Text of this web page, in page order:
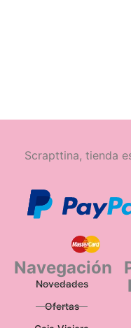
Scrapttina, tienda
Navegación
Novedades
Ofertas